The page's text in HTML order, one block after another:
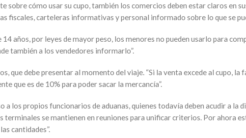
cómo usar su cupo, también los comercios deben estar claros en
fiscales, carteleras informativas y personal informado sobre lo que se
años, por leyes de mayor peso, los menores no pueden usarlo para
también a los vendedores informarlo”.
que debe presentar al momento del viaje. “Si la venta excede al cupo, la
que es de 10% para poder sacar la mercancía”.
los propios funcionarios de aduanas, quienes todavía deben acudir a la
terminales se mantienen en reuniones para unificar criterios. Por ahora
cantidades”.